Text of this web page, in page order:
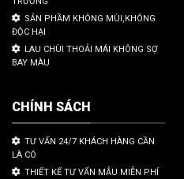
SẢN PHẦM KHÔNG MÙI,KHÔNG
ĐỘC HẠI
LAU CHÙI THOẢI MÁI KHÔNG SỢ
BAY MÀU
CHÍNH SÁCH
TƯ VẤN 24/7 KHÁCH HÀNG CẦN
LÀ CÓ
THIẾT KẾ TƯ VẤN MẪU MIỄN PHÍ